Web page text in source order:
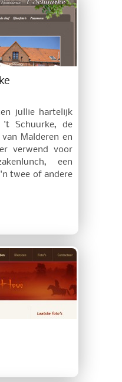
jullie hartelijk
't Schuurke, de
Malderen en
verwend voor
een
twee of andere